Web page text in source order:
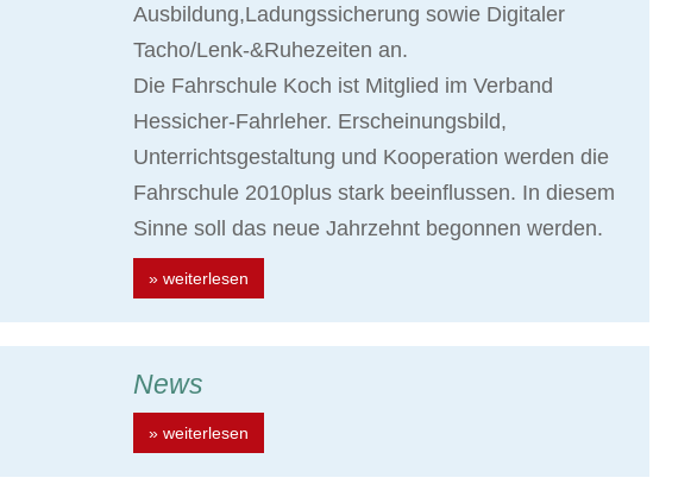
Ausbildung,Ladungssicherung sowie Digitaler
Tacho/Lenk-&Ruhezeiten an.
Die Fahrschule Koch ist Mitglied im Verband
Hessicher-Fahrleher. Erscheinungsbild,
Unterrichtsgestaltung und Kooperation werden die
Fahrschule 2010plus stark beeinflussen. In diesem
Sinne soll das neue Jahrzehnt begonnen werden.
» weiterlesen
News
» weiterlesen